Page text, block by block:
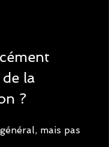
la
?
mais pas